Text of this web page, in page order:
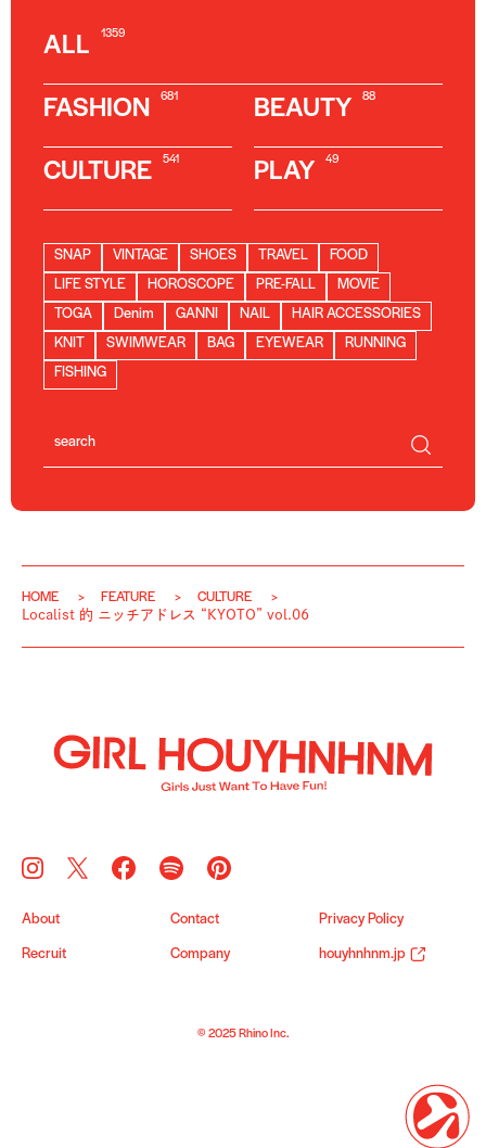
ALL 1359
FASHION 681 BEAUTY 88
CULTURE 541 PLAY 49
SNAP VINTAGE SHOES TRAVEL
FOOD
LIFE STYLE
HOROSCOPE PRE-FALL
MOVIE
TOGA
Denim GANNI NAIL
HAIR ACCESSORIES
KNIT
SWIMWEAR BAG EYEWEAR
RUNNING
FISHING
HOME FEATURE
CULTURE
Localist 的 ニッチアドレス “KYOTO” vol.06
About Contact Privacy Policy
Recruit Company houyhnhnm.jp
© 2025 Rhino Inc.